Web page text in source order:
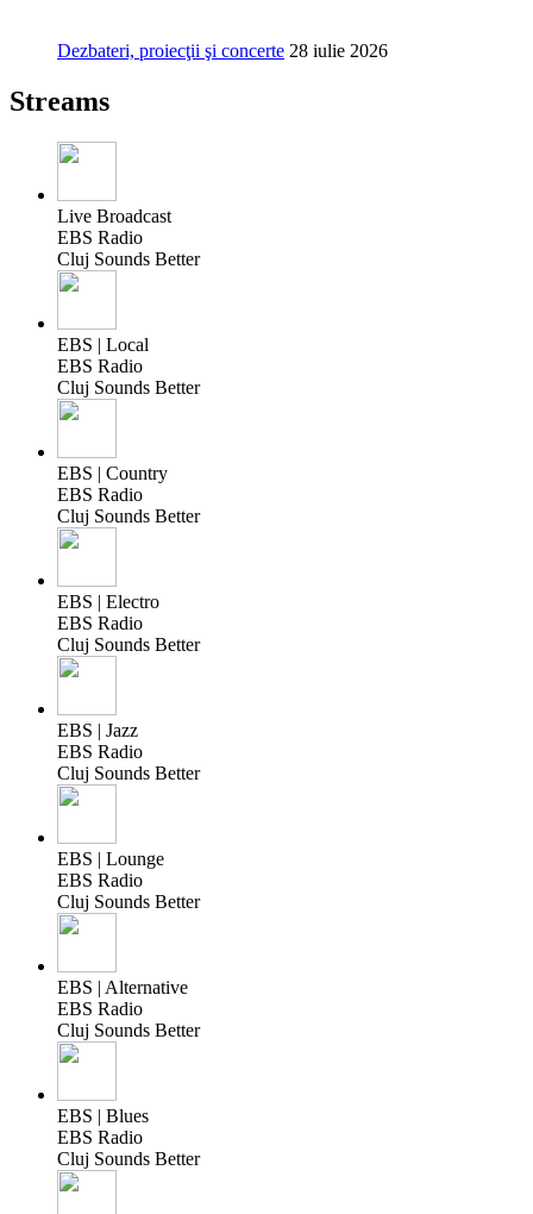
Dezbateri, proiecţii şi concerte 28 iulie 2026
Streams
Live Broadcast
EBS Radio
Cluj Sounds Better
EBS | Local
EBS Radio
Cluj Sounds Better
EBS | Country
EBS Radio
Cluj Sounds Better
EBS | Electro
EBS Radio
Cluj Sounds Better
EBS | Jazz
EBS Radio
Cluj Sounds Better
EBS | Lounge
EBS Radio
Cluj Sounds Better
EBS | Alternative
EBS Radio
Cluj Sounds Better
EBS | Blues
EBS Radio
Cluj Sounds Better